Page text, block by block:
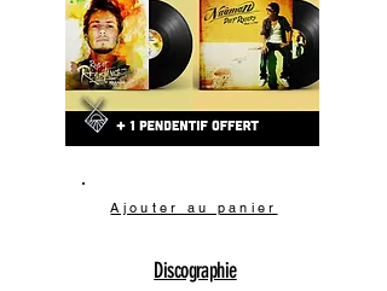
Ajouter au panier
Discographie